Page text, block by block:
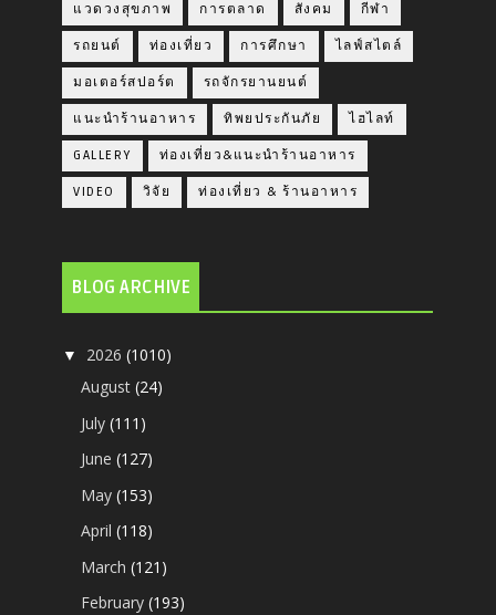
แวดวงสุขภาพ การตลาด สังคม กีฬา
รถยนต์ ท่องเที่ยว การศึกษา ไลฟ์สไตล์
มอเตอร์สปอร์ต รถจักรยานยนต์
แนะนำร้านอาหาร ทิพยประกันภัย ไฮไลท์
GALLERY ท่องเที่ยว&แนะนำร้านอาหาร
VIDEO วิจัย ท่องเที่ยว & ร้านอาหาร
BLOG ARCHIVE
▼ 2026(1010)
August(24)
July(111)
June(127)
May(153)
April(118)
March(121)
February(193)